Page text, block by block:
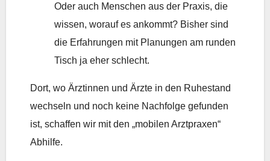
Oder auch Menschen aus der Praxis, die
wissen, worauf es ankommt? Bisher sind
die Erfahrungen mit Planungen am runden
Tisch ja eher schlecht.
Dort, wo Ärztinnen und Ärzte in den Ruhestand
wechseln und noch keine Nachfolge gefunden
ist, schaffen wir mit den „mobilen Arztpraxen“
Abhilfe.